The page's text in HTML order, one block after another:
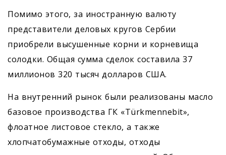
Помимо этого, за иностранную валюту
представители деловых кругов Сербии
приобрели высушенные корни и корневища
солодки. Общая сумма сделок составила 37
миллионов 320 тысяч долларов США.
На внутренний рынок были реализованы масло
базовое производства ГК «Türkmennebit»,
флоатное листовое стекло, а также
хлопчатобумажные отходы, отходы